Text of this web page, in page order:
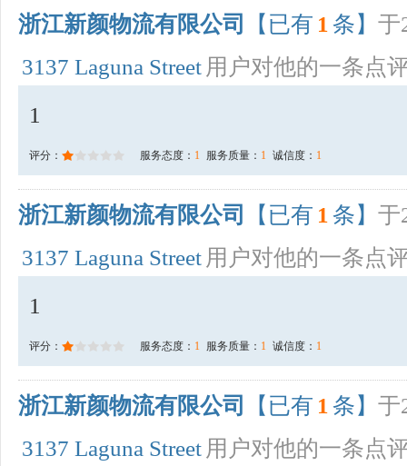
浙江新颜物流有限公司 【已有 1 条】 于
3137 Laguna Street 用户对他的一条点
1
评分： 服务态度： 1 服务质量： 1 诚信度： 1
浙江新颜物流有限公司 【已有 1 条】 于
3137 Laguna Street 用户对他的一条点
1
评分： 服务态度： 1 服务质量： 1 诚信度： 1
浙江新颜物流有限公司 【已有 1 条】 于
3137 Laguna Street 用户对他的一条点